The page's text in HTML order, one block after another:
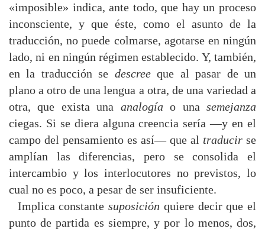
«imposible» indica, ante todo, que hay un proceso
inconsciente, y que éste, como el asunto de la
traducción, no puede colmarse, agotarse en ningún
lado, ni en ningún régimen establecido. Y, también,
en la traducción se descreeque al pasar de un
plano a otro de una lengua a otra, de una variedad a
otra, que exista una analogíao unasemejanza
ciegas. Si se diera alguna creencia sería —y en el
campo del pensamiento es así— que al traducir se
amplían las diferencias, pero se consolida el
intercambio y los interlocutores no previstos, lo
cual no es poco, a pesar de ser insuficiente.
Implica constantesuposición quiere decir que el
punto de partida es siempre, y por lo menos, dos,